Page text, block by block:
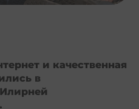
и качественная
в